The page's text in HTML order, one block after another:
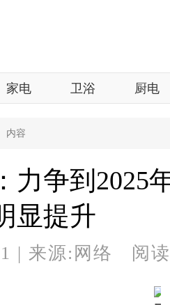
家电 卫浴 厨电
内容
力争到2025
显提升
| 来源:网络 阅